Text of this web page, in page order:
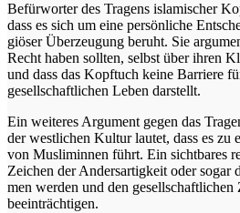
Befür­wor­ter des Tra­gens isla­mi­scher
dass es sich um eine per­sön­li­che
giö­ser Über­zeu­gung beruht. Sie
Recht haben soll­ten, selbst über ihren
und dass das Kopf­tuch kei­ne Bar­rie­re
gesell­schaft­li­chen Leben darstellt.
Ein wei­te­res Argu­ment gegen das
der west­li­chen Kul­tur lau­tet, dass es zu
von Mus­li­min­nen führt. Ein sicht­ba­res
Zei­chen der Anders­ar­tig­keit oder
men wer­den und den gesell­schaft­li­chen
beeinträchtigen.